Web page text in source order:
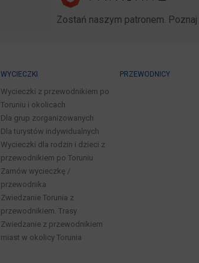
Zostań naszym patronem.
WYCIECZKI
Wycieczki z przewodnikiem po
Toruniu i okolicach
Dla grup zorganizowanych
Dla turystów indywidualnych
Wycieczki dla rodzin i dzieci z
przewodnikiem po Toruniu
Zamów wycieczkę /
przewodnika
Zwiedzanie Torunia z
przewodnikiem. Trasy
Zwiedzanie z przewodnikiem
miast w okolicy Torunia
PRZEWODNICY